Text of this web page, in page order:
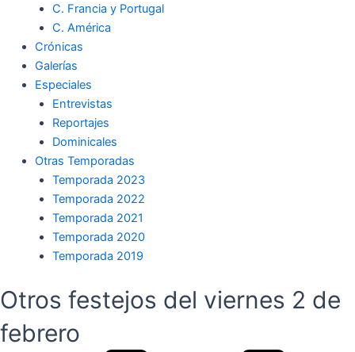
C. Francia y Portugal
C. América
Crónicas
Galerías
Especiales
Entrevistas
Reportajes
Dominicales
Otras Temporadas
Temporada 2023
Temporada 2022
Temporada 2021
Temporada 2020
Temporada 2019
Otros festejos del viernes 2 de
febrero